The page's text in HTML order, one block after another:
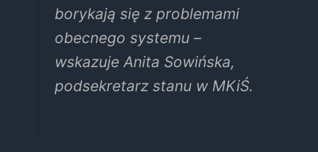
borykają się z problemami
obecnego systemu –
wskazuje Anita Sowińska,
podsekretarz stanu w MKiŚ.